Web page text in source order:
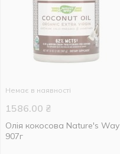
Немає в наявності
1586.00 ₴
Олія кокосова Nature's Way
907г